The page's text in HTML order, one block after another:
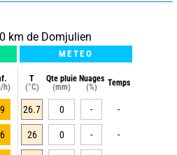
km de Domjulien
METEO
h)
T
(°C)
Qte pluie
(mm)
Nuages
(%)
Temps
26.7 0 - -
26 0 - -